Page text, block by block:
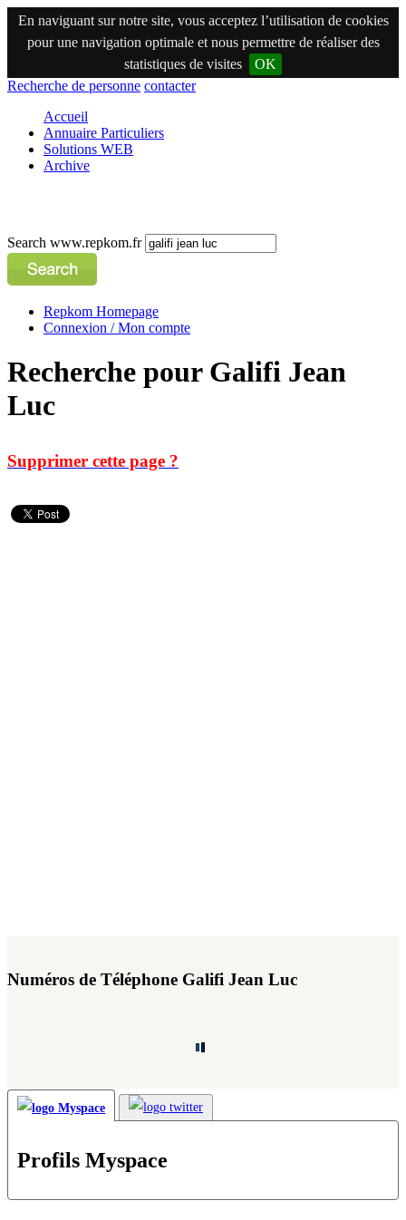
En naviguant sur notre site, vous acceptez l’utilisation de cookies
pour une navigation optimale et nous permettre de réaliser des
statistiques de visites
OK
Recherche de personne contacter
Accueil
Annuaire Particuliers
Solutions WEB
Archive
Search www.repkom.fr
Repkom Homepage
Connexion / Mon compte
Recherche pour Galifi Jean
Luc
Supprimer cette page ?
Numéros de Téléphone Galifi Jean Luc
Profils Myspace